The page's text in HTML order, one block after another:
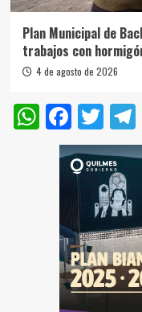
Plan Municipal de
trabajos con
4 de agosto de 2026